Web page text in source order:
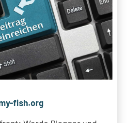
fish.org